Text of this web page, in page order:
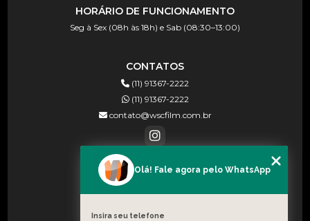
HORÁRIO DE FUNCIONAMENTO
Seg à Sex (08h às 18h) e Sab (08:30–13:00)
CONTATOS
(11) 91367-2222
(11) 91367-2222
contato@wscfilm.com.br
MENU
HOME
Olá! Fale agora pelo WhatsApp
Insira seu telefone